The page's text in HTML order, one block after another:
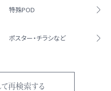
特殊POD
ポスター・チラシなど
再検索する